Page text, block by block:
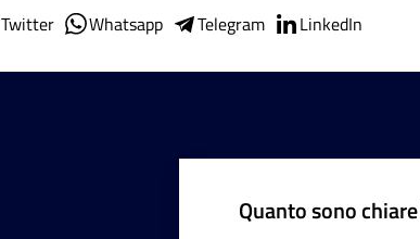
Twitter Whatsapp Telegram LinkedIn
Quanto sono